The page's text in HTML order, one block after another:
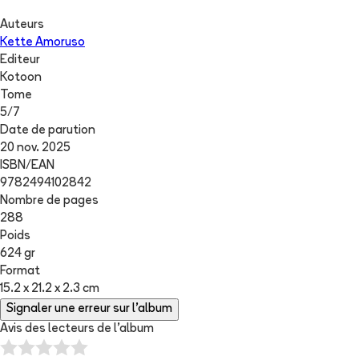
Auteurs
Kette Amoruso
Editeur
Kotoon
Tome
5/ 7
Date de parution
20 nov. 2025
ISBN/EAN
9782494102842
Nombre de pages
288
Poids
624 gr
Format
15.2 x 21.2 x 2.3 cm
Signaler une erreur sur l'album
Avis des lecteurs de l'album